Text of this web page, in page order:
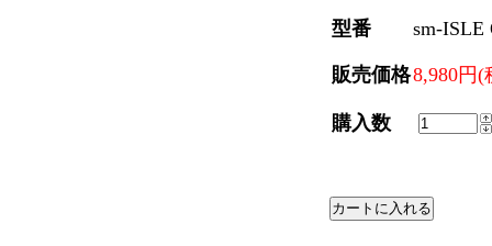
型番 sm-
販売価格8,980円(
購入数